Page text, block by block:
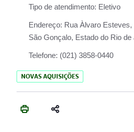
Tipo de atendimento: Eletivo
Endereço: Rua Àlvaro Esteves,
São Gonçalo, Estado do Rio de
Telefone: (021) 3858-0440
NOVAS AQUISIÇÕES